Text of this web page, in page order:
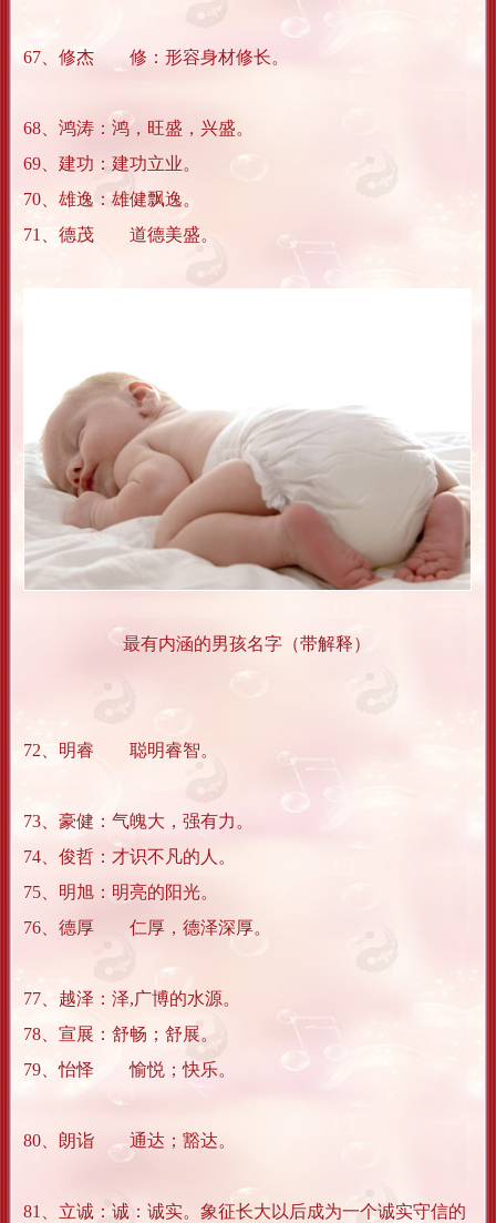
67、修杰 修：形容身材修长。
68、鸿涛：鸿，旺盛，兴盛。
69、建功：建功立业。
70、雄逸：雄健飘逸。
71、德茂 道德美盛。
最有内涵的男孩名字（带解释）
72、明睿 聪明睿智。
73、豪健：气魄大，强有力。
74、俊哲：才识不凡的人。
75、明旭：明亮的阳光。
76、德厚 仁厚，德泽深厚。
77、越泽：泽,广博的水源。
78、宣展：舒畅；舒展。
79、怡怿 愉悦；快乐。
80、朗诣 通达；豁达。
81、立诚：诚：诚实。象征长大以后成为一个诚实守信的